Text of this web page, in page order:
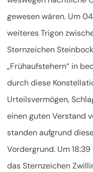
gewesen wären. Um
weiteres Trigon
Sternzeichen
„Frühaufstehern“ in
durch diese
Urteilsvermögen,
einen guten Verstand
standen aufgrund
Vordergrund. Um
das Sternzeichen